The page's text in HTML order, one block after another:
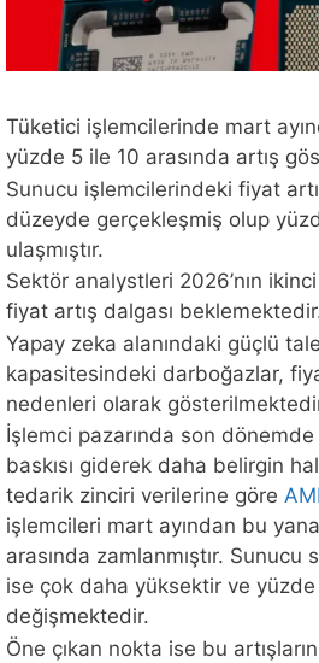
Tüketici işlemcilerinde mart
yüzde 5 ile 10 arasında artış
Sunucu işlemcilerindeki fiyat
düzeyde gerçekleşmiş olup
ulaşmıştır.
Sektör analystleri 2026’nın
fiyat artış dalgası
Yapay zeka alanındaki güçlü
kapasitesindeki darboğazlar,
nedenleri olarak
İşlemci pazarında son
baskısı giderek daha belirgin
tedarik zinciri verilerine göre
işlemcileri mart ayından bu
arasında zamlanmıştır. Sunucu
ise çok daha yüksektir ve yüzde
değişmektedir.
Öne çıkan nokta ise bu